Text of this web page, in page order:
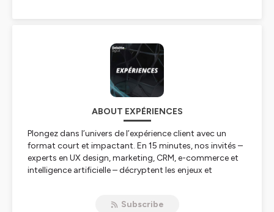
ABOUT EXPÉRIENCES
Plongez dans l’univers de l’expérience client avec un
format court et impactant. En 15 minutes, nos invités –
experts en UX design, marketing, CRM, e-commerce et
intelligence artificielle – décryptent les enjeux et
vos perspectives et mieux comprendre ces sujets
Subscribe